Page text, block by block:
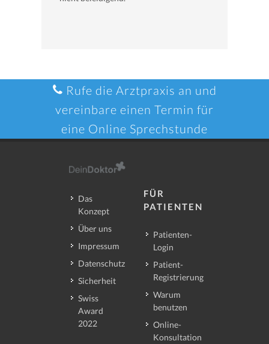
Rufe die Arztpraxis an und
vereinbare einen Termin für
eine Online Sprechstunde
Das
Konzept
Über uns
Impressum
Datenschutz
Sicherheit
Swiss
Award
2022
FÜR
PATIENTEN
Patienten-
Login
Patient-
Registrierung
Warum
benutzen
Online-
Konsultation